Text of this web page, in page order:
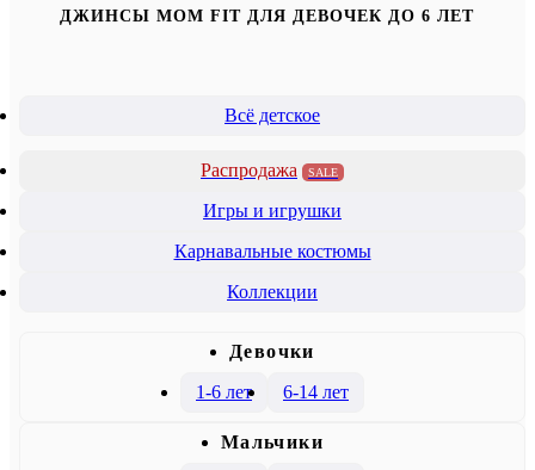
ДЖИНСЫ MOM FIT ДЛЯ ДЕВОЧЕК ДО 6 ЛЕТ
Всё детское
Распродажа SALE
Игры и игрушки
Карнавальные костюмы
Коллекции
Девочки
1-6 лет
6-14 лет
Mальчики